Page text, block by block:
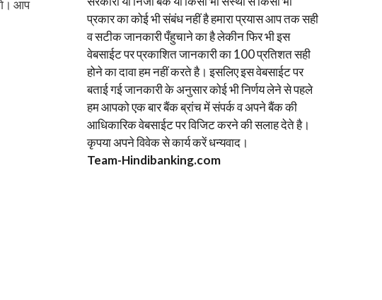
आप
प्रकार का कोई भी संबंध नहीं है हमारा प्रयास आप तक सही
व सटीक जानकारी पँहुचाने का है लेकीन फिर भी इस
वेबसाईट पर प्रकाशित जानकारी का 100 प्रतिशत सही
होने का दावा हम नहीं करते है। इसलिए इस वेबसाईट पर
बताई गई जानकारी के अनुसार कोई भी निर्णय लेने से पहले
हम आपको एक बार बैंक ब्रांच में संपर्क व अपने बैंक की
आधिकारिक वेबसाईट पर विजिट करने की सलाह देते है।
कृपया अपने विवेक से कार्य करें धन्यवाद।
Team-Hindibanking.com